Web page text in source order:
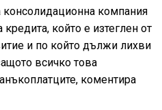
компания
който е изтеглен от
и по който дължи лихви
всичко това
коментира